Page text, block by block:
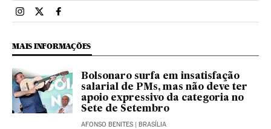
Brasil El País Brasil en Instagram
Brasil El País Brasil en Twitter
Brasil El País Brasil en Facebook
MAIS INFORMAÇÕES
Bolsonaro surfa em insatisfação
salarial de PMs, mas não deve ter
apoio expressivo da categoria no
Sete de Setembro
AFONSO BENITES | BRASÍLIA